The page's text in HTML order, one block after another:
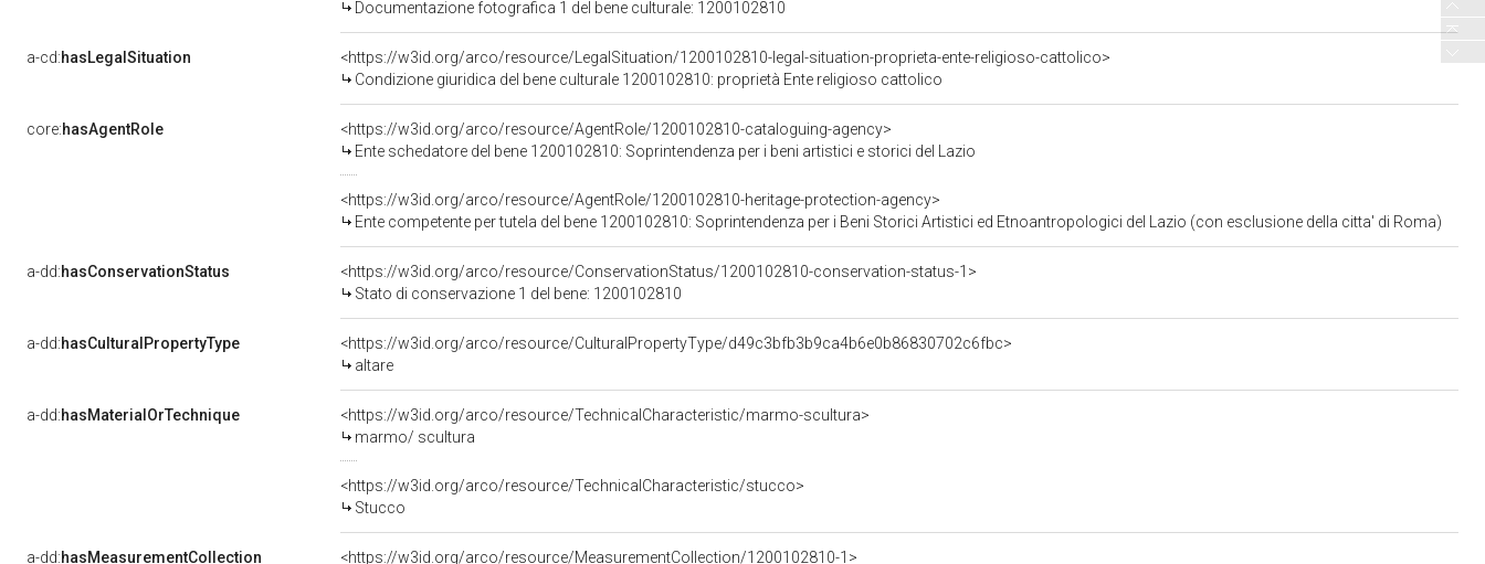
Documentazione fotografica 1 del bene culturale: 1200102810
a-cd:hasLegalSituation
<https://w3id.org/arco/resource/LegalSituation/1200102810-legal-situation-proprieta-ente-religioso-cattolico>
Condizione giuridica del bene culturale 1200102810: proprietà Ente religioso cattolico
core:hasAgentRole
<https://w3id.org/arco/resource/AgentRole/1200102810-cataloguing-agency>
Ente schedatore del bene 1200102810: Soprintendenza per i beni artistici e storici del Lazio
<https://w3id.org/arco/resource/AgentRole/1200102810-heritage-protection-agency>
Ente competente per tutela del bene 1200102810: Soprintendenza per i Beni Storici Artistici ed Etnoantropologici del Lazio (con esclusione della citta' di Roma)
a-dd:hasConservationStatus
<https://w3id.org/arco/resource/ConservationStatus/1200102810-conservation-status-1>
Stato di conservazione 1 del bene: 1200102810
a-dd:hasCulturalPropertyType
<https://w3id.org/arco/resource/CulturalPropertyType/d49c3bfb3b9ca4b6e0b86830702c6fbc>
altare
a-dd:hasMaterialOrTechnique
<https://w3id.org/arco/resource/TechnicalCharacteristic/marmo-scultura>
marmo/ scultura
<https://w3id.org/arco/resource/TechnicalCharacteristic/stucco>
Stucco
a-dd:hasMeasurementCollection
<https://w3id.org/arco/resource/MeasurementCollection/1200102810-1>